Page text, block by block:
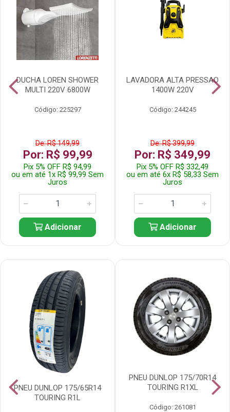
DUCHA LOREN SHOWER
MULTI 220V 6800W
Código: 225297
De: R$ 149,99
Por: R$ 99,99
Pix 5% OFF R$ 94,99
ou em até 1x R$ 99,99 Sem
Juros
Adicionar
LAVADORA ALTA PRESSAO
1400W 220V
Código: 244245
De: R$ 399,99
Por: R$ 349,99
Pix 5% OFF R$ 332,49
ou em até 6x R$ 58,33 Sem
Juros
Adicionar
PNEU DUNLOP 175/65R14
TOURING R1L
PNEU DUNLOP 175/70R14
TOURING R1XL
Código: 261081